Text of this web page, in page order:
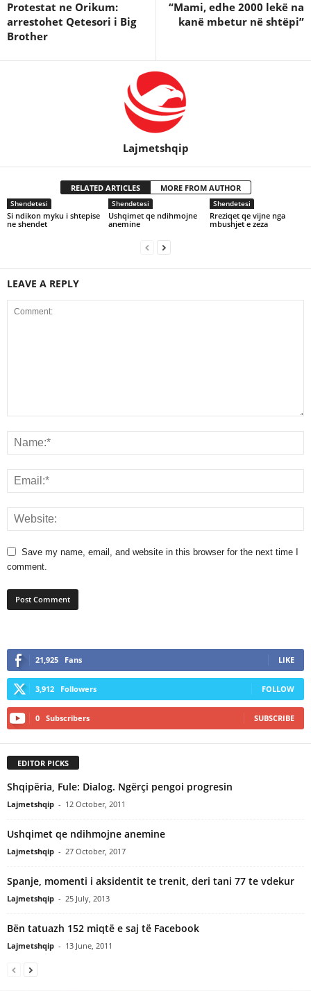
Protestat ne Orikum:
arrestohet Qetesori i Big
Brother
“Mami, edhe 2000 lekë na
kanë mbetur në shtëpi”
Lajmetshqip
RELATED ARTICLES MORE FROM AUTHOR
Shendetesi
Si ndikon myku i shtepise
ne shendet
Shendetesi
Ushqimet qe ndihmojne
anemine
Shendetesi
Rreziqet qe vijne nga
mbushjet e zeza
LEAVE A REPLY
Save my name, email, and website in this browser for the next time I
comment.
21,925 Fans LIKE
3,912 Followers FOLLOW
0 Subscribers SUBSCRIBE
EDITOR PICKS
Shqipëria, Fule: Dialog. Ngërçi pengoi progresin
Lajmetshqip - 12 October, 2011
Ushqimet qe ndihmojne anemine
Lajmetshqip - 27 October, 2017
Spanje, momenti i aksidentit te trenit, deri tani 77 te vdekur
Lajmetshqip - 25 July, 2013
Bën tatuazh 152 miqtë e saj të Facebook
Lajmetshqip - 13 June, 2011